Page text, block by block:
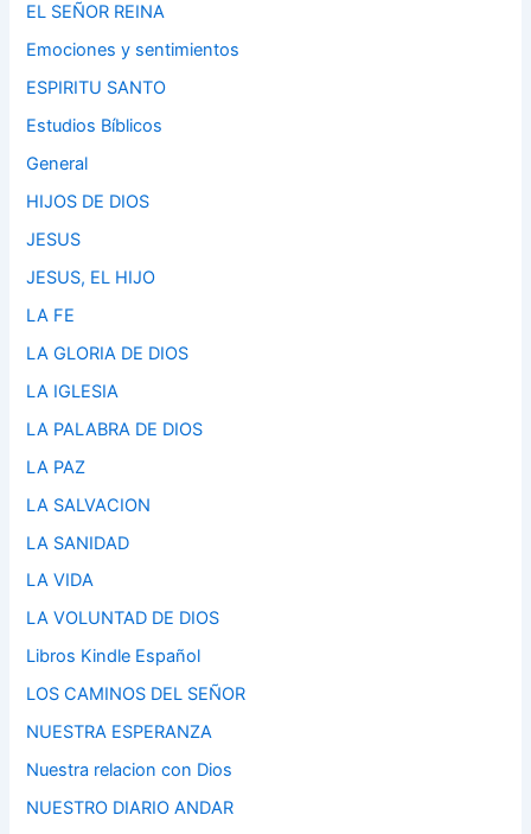
EL SEÑOR REINA
Emociones y sentimientos
ESPIRITU SANTO
Estudios Bíblicos
General
HIJOS DE DIOS
JESUS
JESUS, EL HIJO
LA FE
LA GLORIA DE DIOS
LA IGLESIA
LA PALABRA DE DIOS
LA PAZ
LA SALVACION
LA SANIDAD
LA VIDA
LA VOLUNTAD DE DIOS
Libros Kindle Español
LOS CAMINOS DEL SEÑOR
NUESTRA ESPERANZA
Nuestra relacion con Dios
NUESTRO DIARIO ANDAR